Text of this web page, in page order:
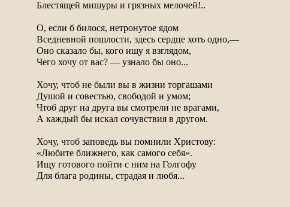
Блестящей мишуры и грязных мелочей!..
О, если б билося, нетронутое ядом
Вседневной пошлости, здесь сердце хоть одно,—
Оно сказало бы, кого ищу я взглядом,
Чего хочу от вас? — узнало бы оно...
Хочу, чтоб не были вы в жизни торгашами
Душой и совестью, свободой и умом;
Чтоб друг на друга вы смотрели не врагами,
А каждый бы искал сочувствия в другом.
Хочу, чтоб заповедь вы помнили Христову:
«Любите ближнего, как самого себя».
Ищу готового пойти с ним на Голгофу
Для блага родины, страдая и любя...